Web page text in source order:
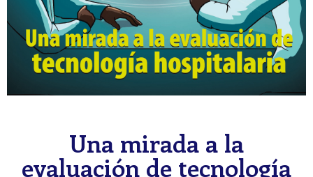
Una mirada a la
evaluación de tecnología